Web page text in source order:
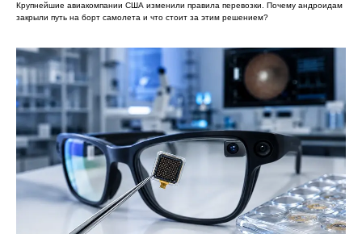
Крупнейшие авиакомпании США изменили правила перевозки. Почему андроидам
закрыли путь на борт самолета и что стоит за этим решением?